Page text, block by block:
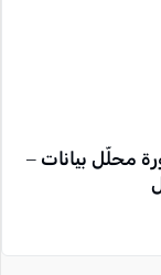
محلّل بيانات –